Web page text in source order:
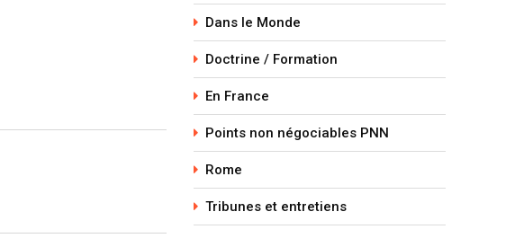
Dans le Monde
Doctrine / Formation
En France
Points non négociables PNN
Rome
Tribunes et entretiens